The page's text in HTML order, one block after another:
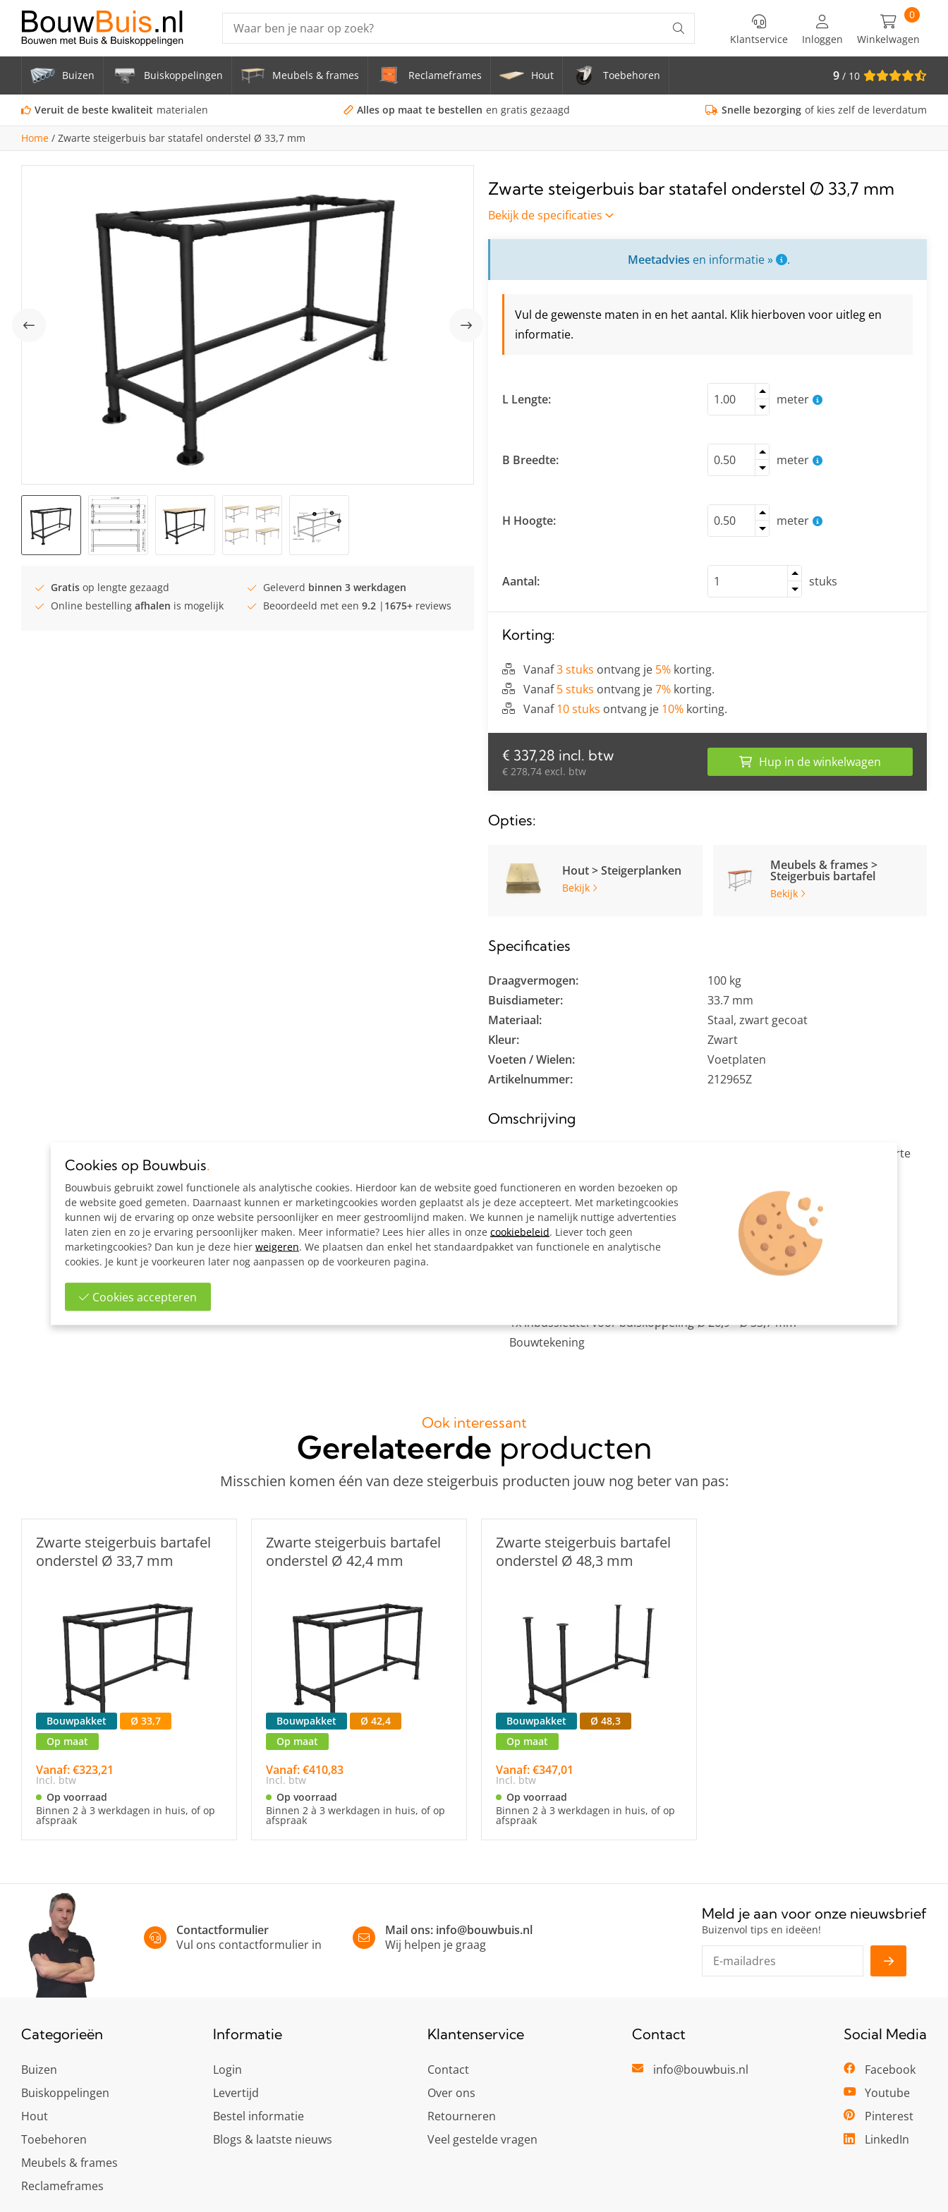
Producten
Steigerbuis onderstel tafel uit buis Ø 33,7 mm zwenkwielen Ø 75 mm
Vrijstaand Spandoekframe (zonder spandoek) uit gegalvaniseerde stalen buis Ø 33.7
mm
Zwarte steigerbuis staal Ø 21,3 mm
Aluminium Buis Ø 21,3 mm
Klantservice Inloggen Winkelwagen
0
Buizen Buiskoppelingen Meubels & frames Reclameframes Hout Toebehoren 9 / 10
Veruit de beste kwaliteit materialen Alles op maat te bestellen en gratis gezaagd Snelle bezorging of kies zelf de leverdatum
Home / Zwarte steigerbuis bar statafel onderstel Ø 33,7 mm
Gratis op lengte gezaagd Geleverd binnen 3 werkdagen
Online bestelling afhalen is mogelijk Beoordeeld met een 9.2 | 1675+ reviews
Zwarte steigerbuis bar statafel onderstel Ø 33,7 mm
Bekijk de specificaties
Meetadvies en informatie » .
Vul de gewenste maten in en het aantal. Klik hierboven voor uitleg en
informatie.
L Lengte: meter
B Breedte: meter
H Hoogte: meter
Aantal: stuks
Korting:
Vanaf3 stuks ontvang je 5% korting.
Vanaf5 stuks ontvang je7% korting.
Vanaf10 stuks ontvang je 10% korting.
€ 337,28 incl. btw
€ 278,74 excl. btw
Hup in de winkelwagen
Opties:
Hout > Steigerplanken
Bekijk
Meubels & frames >
Steigerbuis bartafel
Bekijk
Specificaties
Draagvermogen:
100 kg
Buisdiameter:
33.7 mm
Materiaal:
Staal, zwart gecoat
Kleur:
Zwart
Voeten / Wielen:
Voetplaten
Artikelnummer:
212965Z
Omschrijving
Zwarte steigerbuis bar statafel onderstel bouwpakket (excl. tafelblad) uit zwarte
stevige steigerbuizen van Ø 33,7 mm voor een stabiele tafel.
Inclusief:
Alle materialen op maat gezaagd
8x Hoekstuk doorlopende staander 90° zwart Ø 33,7 mm
1x Inbussleutel voor buiskoppeling Ø 26,9 - Ø 33,7 mm
Bouwtekening
Ook interessant
Gerelateerde producten
Misschien komen één van deze steigerbuis producten jouw nog beter van pas:
Zwarte steigerbuis bartafel
onderstel Ø 33,7 mm
Bouwpakket
Ø 33,7
Op maat
Vanaf: €323,21
Incl. btw
Op voorraad
Binnen 2 à 3 werkdagen in huis, of op
afspraak
Zwarte steigerbuis bartafel
onderstel Ø 42,4 mm
Bouwpakket
Ø 42,4
Op maat
Vanaf: €410,83
Incl. btw
Op voorraad
Binnen 2 à 3 werkdagen in huis, of op
afspraak
Zwarte steigerbuis bartafel
onderstel Ø 48,3 mm
Bouwpakket
Ø 48,3
Op maat
Vanaf: €347,01
Incl. btw
Op voorraad
Binnen 2 à 3 werkdagen in huis, of op
afspraak
Contactformulier
Vul ons contactformulier in
Mail ons: info@bouwbuis.nl
Wij helpen je graag
Meld je aan voor onze nieuwsbrief
Buizenvol tips en ideëen!
Categorieën
Buizen
Buiskoppelingen
Hout
Toebehoren
Meubels & frames
Reclameframes
Informatie
Login
Levertijd
Bestel informatie
Blogs & laatste nieuws
Klantenservice
Contact
Over ons
Retourneren
Veel gestelde vragen
Contact
info@bouwbuis.nl
Social Media
Facebook
Youtube
Pinterest
LinkedIn
Cookies op Bouwbuis.
Bouwbuis gebruikt zowel functionele als analytische cookies. Hierdoor kan de website goed functioneren en worden bezoeken op
de website goed gemeten. Daarnaast kunnen er marketingcookies worden geplaatst als je deze accepteert. Met marketingcookies
kunnen wij de ervaring op onze website persoonlijker en meer gestroomlijnd maken. We kunnen je namelijk nuttige advertenties
laten zien en zo je ervaring persoonlijker maken. Meer informatie? Lees hier alles in onze cookiebeleid. Liever toch geen
marketingcookies? Dan kun je deze hier weigeren. We plaatsen dan enkel het standaardpakket van functionele en analytische
cookies. Je kunt je voorkeuren later nog aanpassen op de voorkeuren pagina.
Cookies accepteren